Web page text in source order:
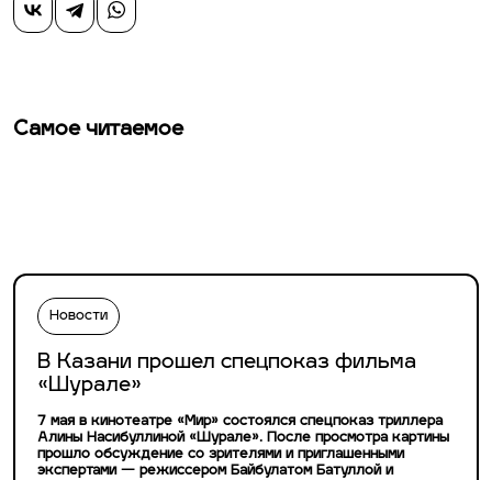
Самое читаемое
Новости
В Казани прошел спецпоказ фильма
«Шурале»
7 мая в кинотеатре «Мир» состоялся спецпоказ триллера
Алины Насибуллиной «Шурале». После просмотра картины
прошло обсуждение со зрителями и приглашенными
экспертами — режиссером Байбулатом Батуллой и